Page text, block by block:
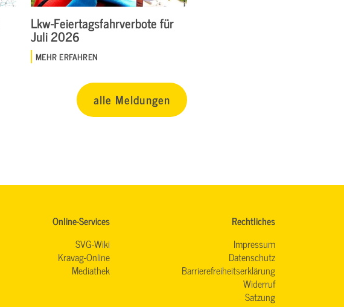
Lkw-Feiertagsfahrverbote für
Juli 2026
MEHR ERFAHREN
alle Meldungen
Online-Services
SVG-Wiki
Kravag-Online
Mediathek
Rechtliches
Impressum
Datenschutz
Barrierefreiheitserklärung
Widerruf
Satzung